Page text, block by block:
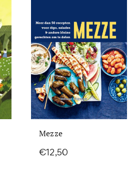
Mezze
€12,50